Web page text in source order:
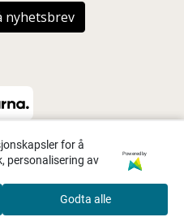
for å
personalisering av
Powered by
Godta alle
nyhetsbrev